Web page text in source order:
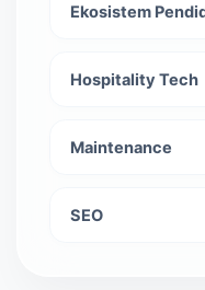
Ekosistem
Hospitality Tech
Maintenance
SEO